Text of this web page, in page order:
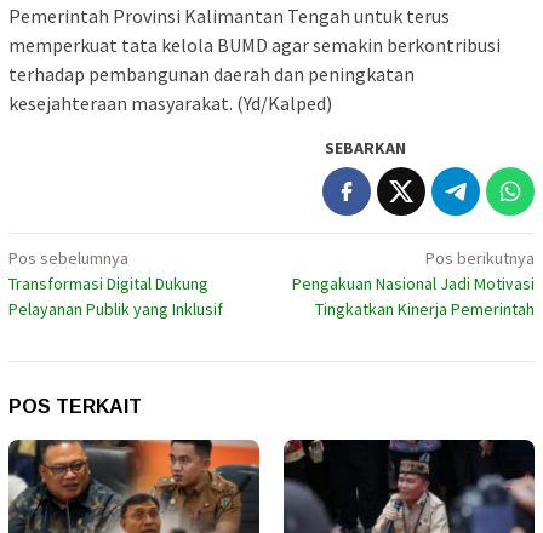
Pemerintah Provinsi Kalimantan Tengah untuk terus
memperkuat tata kelola BUMD agar semakin berkontribusi
terhadap pembangunan daerah dan peningkatan
kesejahteraan masyarakat. (Yd/Kalped)
SEBARKAN
Navigasi
pos
Pos sebelumnya
Transformasi Digital Dukung
Pelayanan Publik yang Inklusif
Pos berikutnya
Pengakuan Nasional Jadi Motivasi
Tingkatkan Kinerja Pemerintah
POS TERKAIT